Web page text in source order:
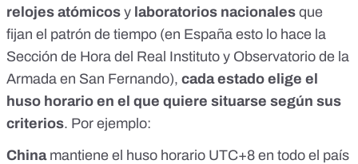
relojes atómicos y laboratorios nacionales que
fijan el patrón de tiempo (en España esto lo hace la
Sección de Hora del Real Instituto y Observatorio de la
Armada en San Fernando), cada estado elige el
huso horario en el que quiere situarse según sus
criterios. Por ejemplo:
China mantiene el huso horario UTC+8 en todo el país